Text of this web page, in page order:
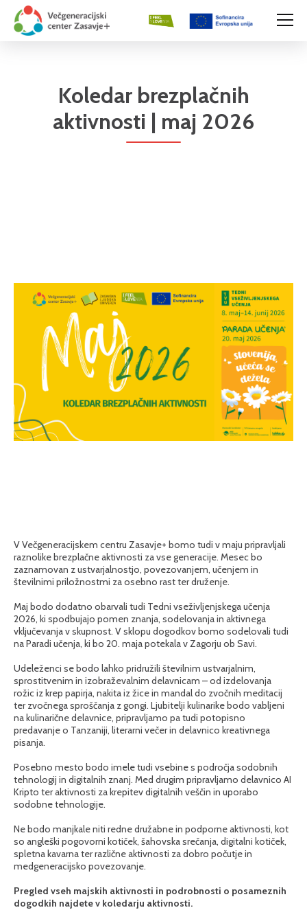
Koledar brezplačnih
aktivnosti | maj 2026
V Večgeneracijskem centru Zasavje+ bomo tudi v maju pripravljali
raznolike brezplačne aktivnosti za vse generacije. Mesec bo
zaznamovan z ustvarjalnostjo, povezovanjem, učenjem in
številnimi priložnostmi za osebno rast ter druženje.
Maj bodo dodatno obarvali tudi Tedni vseživljenjskega učenja
2026, ki spodbujajo pomen znanja, sodelovanja in aktivnega
vključevanja v skupnost. V sklopu dogodkov bomo sodelovali tudi
na Paradi učenja, ki bo 20. maja potekala v Zagorju ob Savi.
Udeleženci se bodo lahko pridružili številnim ustvarjalnim,
sprostitvenim in izobraževalnim delavnicam – od izdelovanja
rožic iz krep papirja, nakita iz žice in mandal do zvočnih meditacij
ter zvočnega sproščanja z gongi. Ljubitelji kulinarike bodo vabljeni
na kulinarične delavnice, pripravljamo pa tudi potopisno
predavanje o Tanzaniji, literarni večer in delavnico kreativnega
pisanja.
Posebno mesto bodo imele tudi vsebine s področja sodobnih
tehnologij in digitalnih znanj. Med drugim pripravljamo delavnico AI
Kripto ter aktivnosti za krepitev digitalnih veščin in uporabo
sodobne tehnologije.
Ne bodo manjkale niti redne družabne in podporne aktivnosti, kot
so angleški pogovorni kotiček, šahovska srečanja, digitalni kotiček,
spletna kavarna ter različne aktivnosti za dobro počutje in
medgeneracijsko povezovanje.
Pregled vseh majskih aktivnosti in podrobnosti o posameznih
dogodkih najdete v koledarju aktivnosti.